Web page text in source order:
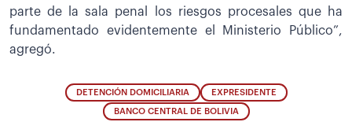
parte de la sala penal los riesgos procesales que ha
fundamentado evidentemente el Ministerio Público”,
agregó.
DETENCIÓN DOMICILIARIA EXPRESIDENTE
BANCO CENTRAL DE BOLIVIA